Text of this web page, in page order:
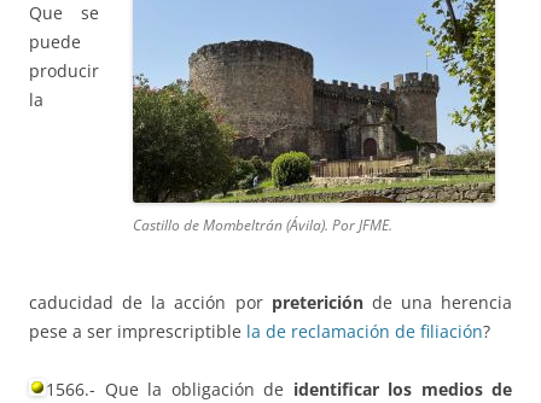
Castillo de Mombeltrán (Ávila). Por JFME.
Que se
puede
producir
la
caducidad de la acción por pretericiónde una herencia
pese a ser imprescriptible la de reclamación de filiación?
1566.- Que la obligación de identificar los medios de